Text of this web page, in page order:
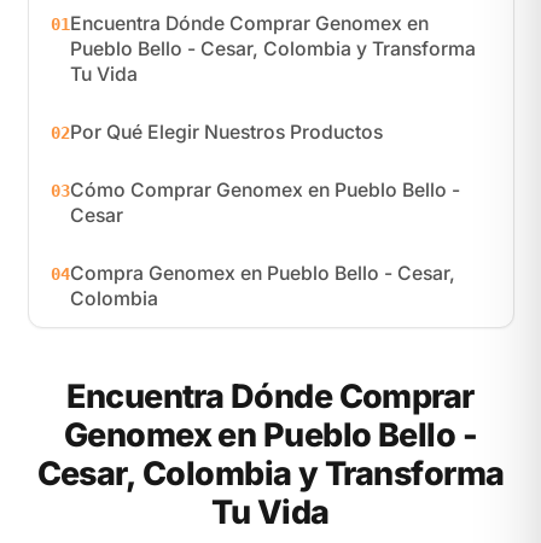
01Encuentra Dónde Comprar Genomex en
Pueblo Bello - Cesar, Colombia y Transforma
Tu Vida
02Por Qué Elegir Nuestros Productos
03Cómo Comprar Genomex en Pueblo Bello -
Cesar
04Compra Genomex en Pueblo Bello - Cesar,
Colombia
Encuentra Dónde Comprar
Genomex en Pueblo Bello -
Cesar, Colombia y Transforma
Tu Vida